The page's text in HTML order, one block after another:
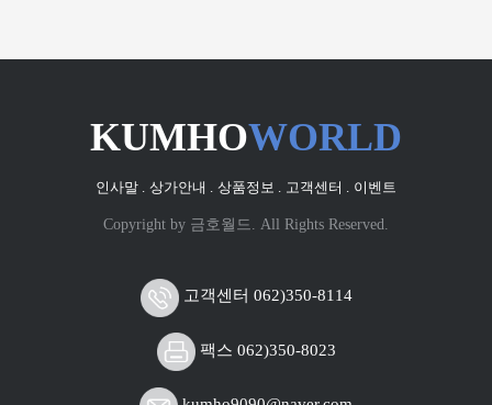
KUMHOWORLD
인사말 . 상가안내 . 상품정보 . 고객센터 . 이벤트
Copyright by 금호월드. All Rights Reserved.
고객센터 062)350-8114
팩스 062)350-8023